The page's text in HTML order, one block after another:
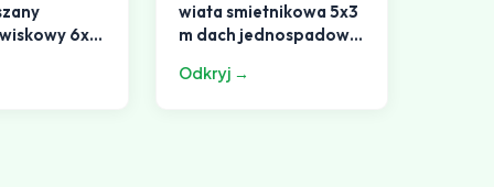
6x6
wiata smietnikowa 5x3
m dach jednospadowy
Odkryj →